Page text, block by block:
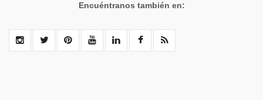
Encuéntranos también en: